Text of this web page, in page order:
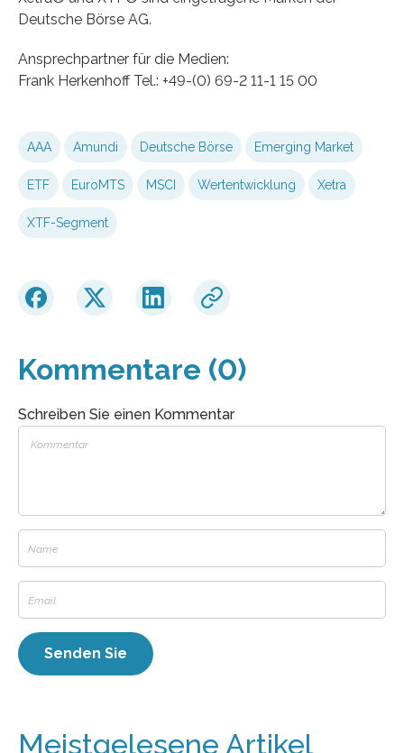
Deutsche Börse AG.
Ansprechpartner für die Medien:
Frank Herkenhoff Tel.: +49-(0) 69-2 11-1 15 00
AAA Amundi Deutsche Börse Emerging Market
ETF EuroMTS MSCI Wertentwicklung Xetra
XTF-Segment
Kommentare (0)
Schreiben Sie einen Kommentar
Meistgelesene Artikel